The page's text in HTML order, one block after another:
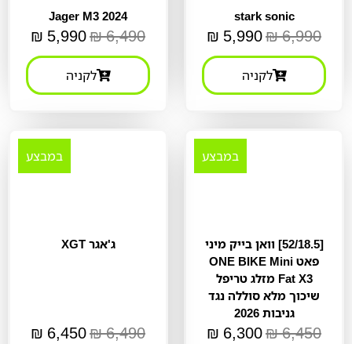
stark sonic
6,990
₪
5,990
₪
לקניה
Jager M3 2024
6,490
₪
5,990
₪
לקניה
במבצע
[52/18.5] וואן בייק מיני
פאט ONE BIKE Mini
Fat X3 מזלג טריפל
שיכוך מלא סוללה נגד
גניבות 2026
6,450
₪
6,300
₪
במבצע
ג'אגר XGT
6,490
₪
6,450
₪